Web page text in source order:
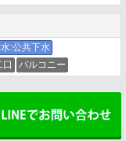
:公共下水
口 バルコニー
い合わせ